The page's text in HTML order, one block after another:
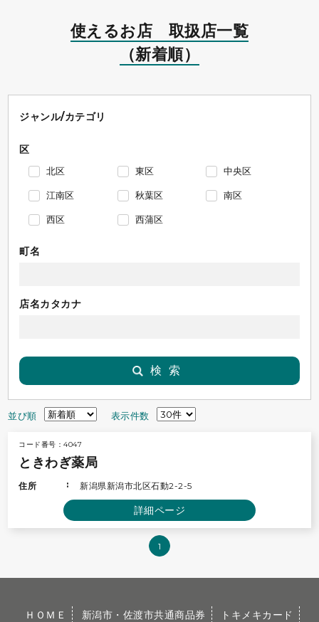
使えるお店 取扱店一覧
（新着順）
ジャンル/カテゴリ
区
北区 東区 中央区
江南区 秋葉区 南区
西区 西蒲区
町名
店名カタカナ
検索
並び順 表示件数
コード番号：4047
ときわぎ薬局
住所 新潟県新潟市北区石動2-2-5
詳細ページ
1
ＨＯＭＥ 新潟市・佐渡市共通商品券 トキメキカード